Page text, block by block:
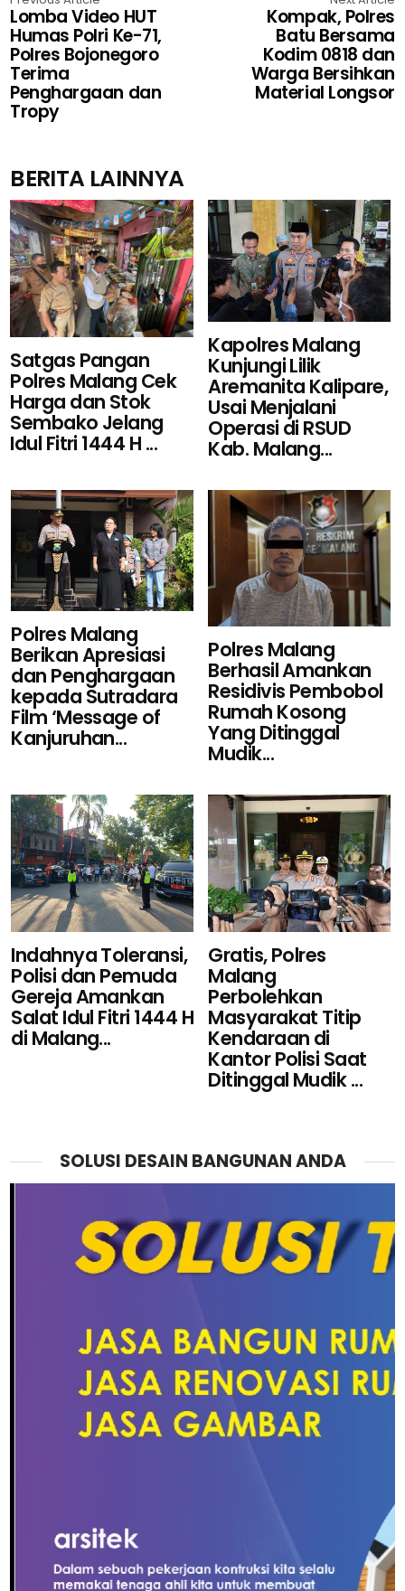
Lomba Video HUT
Humas Polri Ke-71,
Polres Bojonegoro
Terima
Penghargaan dan
Tropy
Kompak, Polres
Batu Bersama
Kodim 0818 dan
Warga Bersihkan
Material Longsor
BERITA LAINNYA
Satgas Pangan
Polres Malang Cek
Harga dan Stok
Sembako Jelang
Idul Fitri 1444 H ...
Kapolres Malang
Kunjungi Lilik
Aremanita Kalipare,
Usai Menjalani
Operasi di RSUD
Kab. Malang...
Polres Malang
Berikan Apresiasi
dan Penghargaan
kepada Sutradara
Film ‘Message of
Kanjuruhan...
Polres Malang
Berhasil Amankan
Residivis Pembobol
Rumah Kosong
Yang Ditinggal
Mudik...
Indahnya Toleransi,
Polisi dan Pemuda
Gereja Amankan
Salat Idul Fitri 1444 H
di Malang...
Gratis, Polres
Malang
Perbolehkan
Masyarakat Titip
Kendaraan di
Kantor Polisi Saat
Ditinggal Mudik ...
SOLUSI DESAIN BANGUNAN ANDA